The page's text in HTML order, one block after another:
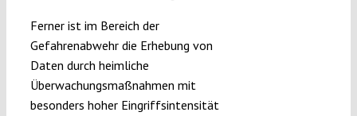
Ferner ist im Bereich der
Gefahrenabwehr die Erhebung von
Daten durch heimliche
Überwachungsmaßnahmen mit
besonders hoher Eingriffsintensität